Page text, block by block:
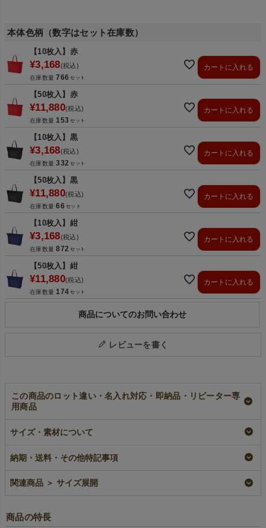
本体色柄（数字はセット在庫数）
【10枚入】赤
¥3,168 税込
在庫数量 766
カートに入れる
【50枚入】赤
¥11,880 税込
在庫数量 153
カートに入れる
【10枚入】黒
¥3,168 税込
在庫数量 332
カートに入れる
【50枚入】黒
¥11,880 税込
在庫数量 66
カートに入れる
【10枚入】紺
¥3,168 税込
在庫数量 872
カートに入れる
【50枚入】紺
¥11,880 税込
在庫数量 174
カートに入れる
商品についてのお問い合わせ
レビューを書く
この商品のロット違い・名入れ対応・即納品・リピーター専
用商品
不織布セールバッ
グ 小サイズ｜100枚
¥ 21,780 税込 〜
【名入れ対応】不織
¥22,880
【小ロット】不織布
セールバッグ 小サ
サイズ・素材について
納期・送料・その他特記事項
関連商品 ＞ サイズ展開
商品の特長